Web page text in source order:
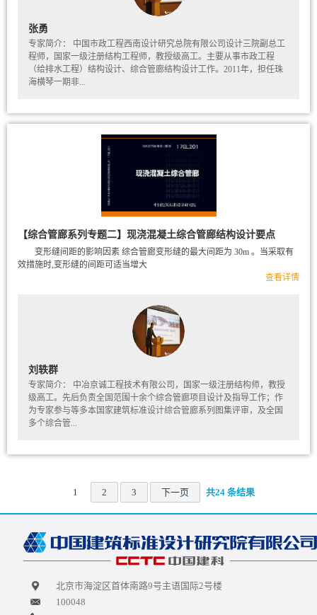
张勇
专家简介： 中国市政工程西南设计研究总院有限公司设计三院副总工
程师，国家一级注册结构工程师，教授级高工。主要从事市政工程
（给排水工程）结构设计、综合管廊结构设计工作。2011年，担任珠
海横琴一期非...
【综合管廊系列专题二】现浇混凝土综合管廊结构设计要点
变形缝间距的影响因素 综合管廊变形缝的最大间距为 30m 。当采取有
效措施时,变形缝的间距可适当增大
查看详情
刘轶群
专家简介： 中冶京诚工程技术有限公司，国家一级注册结构师，教授
级高工。先后负责全国范围十余个综合管廊项目设计及指导工作；作
为专家参与等多本国家建筑标准设计综合管廊系列图集评审，及全国
多个综合管...
1 2 3 下一页 共24 条结果
北京市海淀区首体南路9号主语国际2号楼
100048